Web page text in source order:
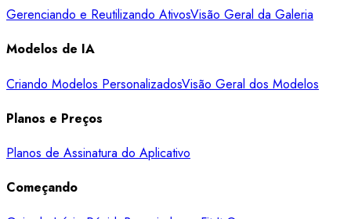
Gerenciando e Reutilizando AtivosVisão Geral da Galeria
Modelos de IA
Criando Modelos PersonalizadosVisão Geral dos Modelos
Planos e Preços
Planos de Assinatura do Aplicativo
Começando